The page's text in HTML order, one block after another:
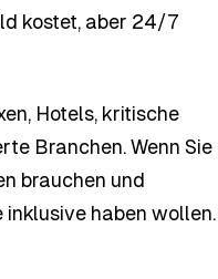
kostet, aber 24/7
Hotels, kritische
Branchen. Wenn Sie
brauchen und
inklusive haben wollen.